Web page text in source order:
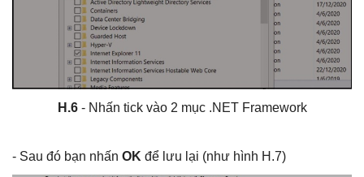
H.6- Nhấn tick vào 2 mục .NET Framework
- Sau đó bạn nhấn OK để lưu lại (như hình H.7)